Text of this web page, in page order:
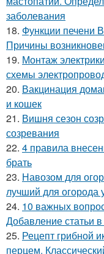
заболевания
18. Функции печени
Причины
19. Монтаж
схемы
20. Вакцинация
и кошек
21. Вишня сезон
созревания
22. 4 правила
брать
23. Навозом для
лучший для огорода
24. 10 важных
Добавление статьи
25. Рецепт грибной
перцем.